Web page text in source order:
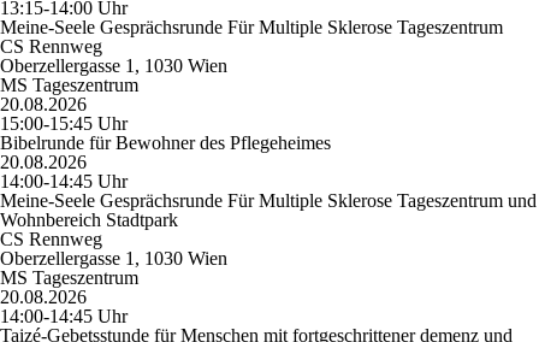
13:15-14:00 Uhr
Meine-Seele Gesprächsrunde Für Multiple Sklerose Tageszentrum
CS Rennweg
Oberzellergasse 1, 1030 Wien
MS Tageszentrum
20.08.2026
15:00-15:45 Uhr
Bibelrunde für Bewohner des Pflegeheimes
20.08.2026
14:00-14:45 Uhr
Meine-Seele Gesprächsrunde Für Multiple Sklerose Tageszentrum und
Wohnbereich Stadtpark
CS Rennweg
Oberzellergasse 1, 1030 Wien
MS Tageszentrum
20.08.2026
14:00-14:45 Uhr
Taizé-Gebetsstunde für Menschen mit fortgeschrittener demenz und